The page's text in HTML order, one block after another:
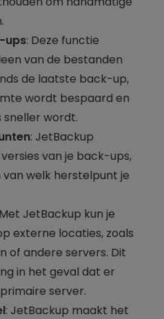
ups: Deze functie
van de bestanden
de laatste back-up,
wordt bespaard en
wordt.
: JetBackup
van je back-ups,
van welk herstelpunt je
JetBackup kun je
externe locaties, zoals
of andere servers. Dit
in het geval dat er
server.
: JetBackup maakt het